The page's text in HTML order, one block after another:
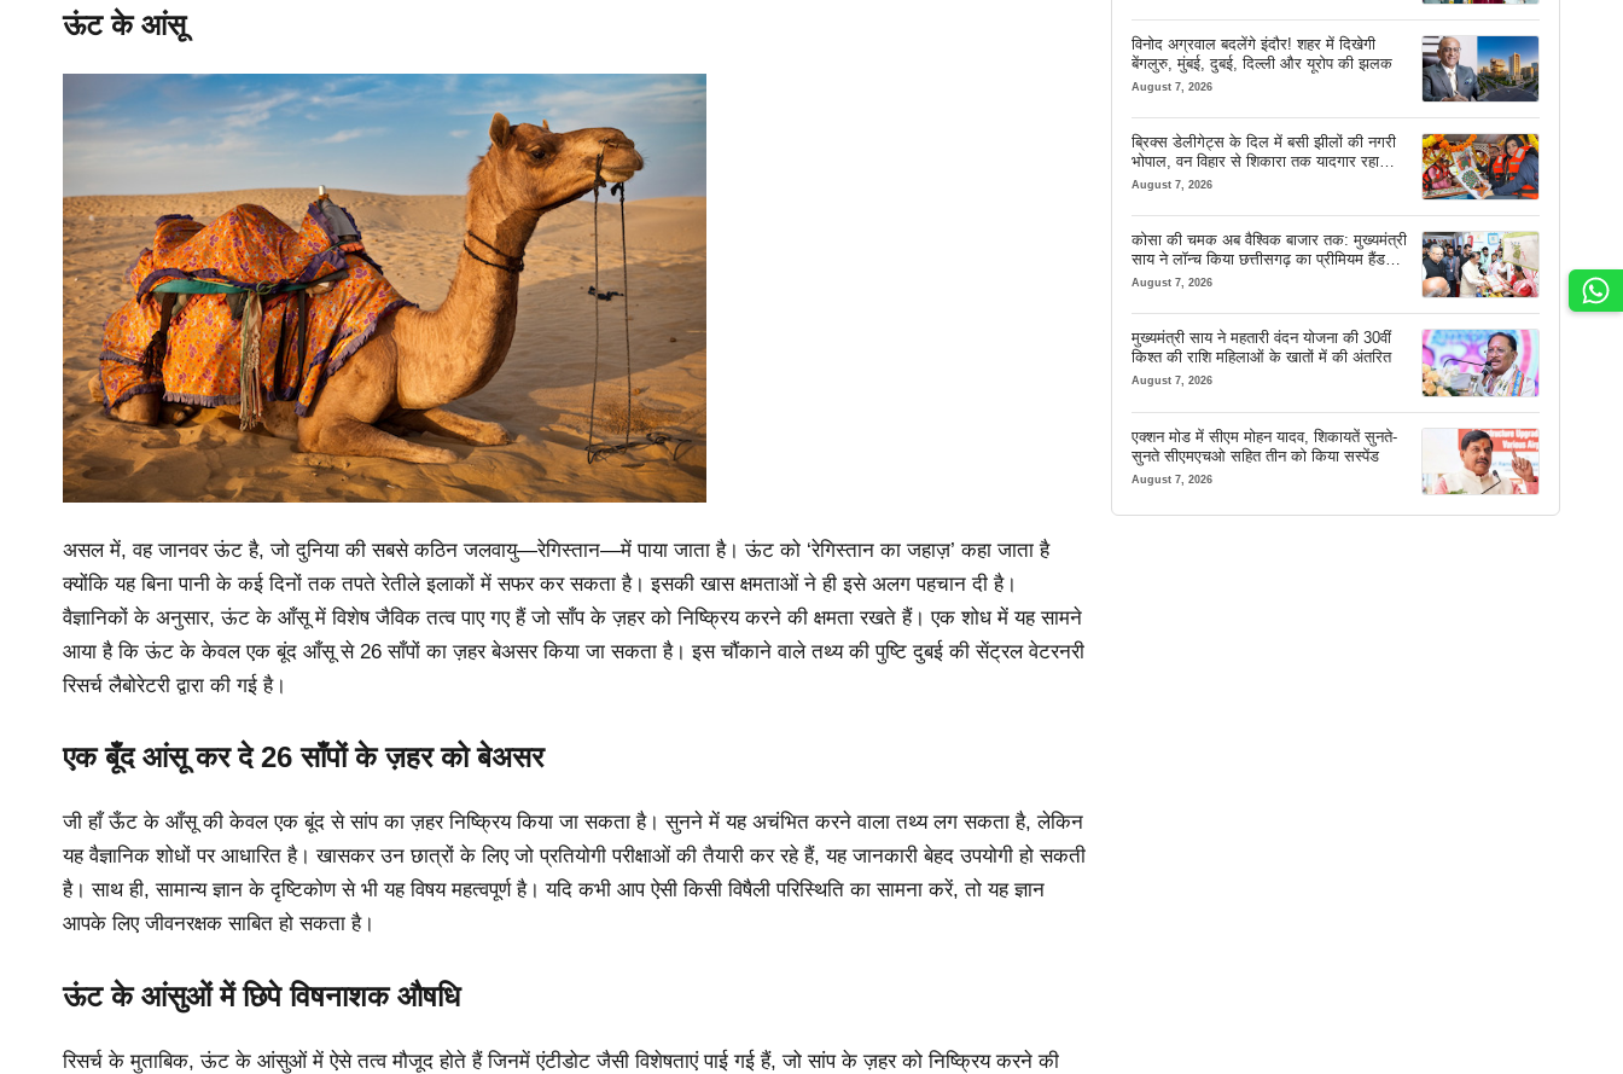
ऊंट के आंसू
असल में, वह जानवर ऊंट है, जो दुनिया की सबसे कठिन जलवायु—रेगिस्तान—में पाया जाता है। ऊंट को ‘रेगिस्तान का जहाज़’ कहा जाता है
क्योंकि यह बिना पानी के कई दिनों तक तपते रेतीले इलाकों में सफर कर सकता है। इसकी खास क्षमताओं ने ही इसे अलग पहचान दी है।
वैज्ञानिकों के अनुसार, ऊंट के आँसू में विशेष जैविक तत्व पाए गए हैं जो साँप के ज़हर को निष्क्रिय करने की क्षमता रखते हैं। एक शोध में यह सामने
आया है कि ऊंट के केवल एक बूंद आँसू से 26 साँपों का ज़हर बेअसर किया जा सकता है। इस चौंकाने वाले तथ्य की पुष्टि दुबई की सेंट्रल वेटरनरी
रिसर्च लैबोरेटरी द्वारा की गई है।
एक बूँद आंसू कर दे 26 साँपों के ज़हर को बेअसर
जी हाँ ऊँट के आँसू की केवल एक बूंद से सांप का ज़हर निष्क्रिय किया जा सकता है। सुनने में यह अचंभित करने वाला तथ्य लग सकता है, लेकिन
यह वैज्ञानिक शोधों पर आधारित है। खासकर उन छात्रों के लिए जो प्रतियोगी परीक्षाओं की तैयारी कर रहे हैं, यह जानकारी बेहद उपयोगी हो सकती
है। साथ ही, सामान्य ज्ञान के दृष्टिकोण से भी यह विषय महत्वपूर्ण है। यदि कभी आप ऐसी किसी विषैली परिस्थिति का सामना करें, तो यह ज्ञान
आपके लिए जीवनरक्षक साबित हो सकता है।
ऊंट के आंसुओं में छिपे विषनाशक औषधि
रिसर्च के मुताबिक, ऊंट के आंसुओं में ऐसे तत्व मौजूद होते हैं जिनमें एंटीडोट जैसी विशेषताएं पाई गई हैं, जो सांप के ज़हर को निष्क्रिय करने की
विनोद अग्रवाल बदलेंगे इंदौर! शहर में दिखेगी
बेंगलुरु, मुंबई, दुबई, दिल्ली और यूरोप की झलक
August 7, 2026
ब्रिक्स डेलीगेट्स के दिल में बसी झीलों की नगरी
भोपाल, वन विहार से शिकारा तक यादगार रहा
सफर
August 7, 2026
कोसा की चमक अब वैश्विक बाजार तक: मुख्यमंत्री
साय ने लॉन्च किया छत्तीसगढ़ का प्रीमियम हैंडलूम
ब्रांड ‘कोशल फैब’
August 7, 2026
मुख्यमंत्री साय ने महतारी वंदन योजना की 30वीं
किश्त की राशि महिलाओं के खातों में की अंतरित
August 7, 2026
एक्शन मोड में सीएम मोहन यादव, शिकायतें सुनते-
सुनते सीएमएचओ सहित तीन को किया सस्पेंड
August 7, 2026